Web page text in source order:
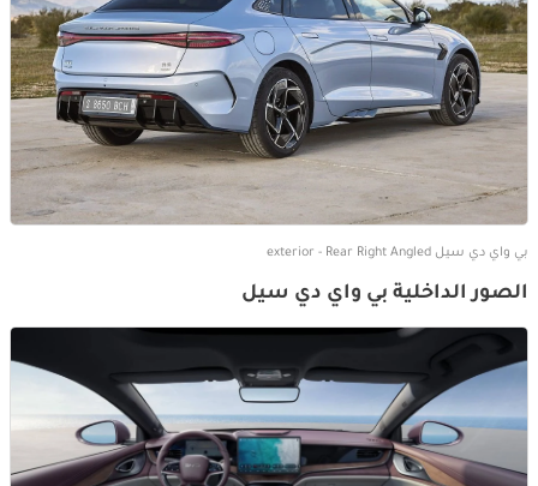
بي واي دي سيل exterior - Rear Right Angled
الصور الداخلية بي واي دي سيل